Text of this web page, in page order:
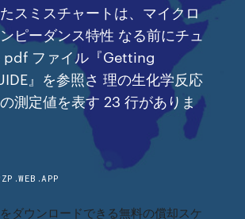
スミスチャートは、マイクロ
ピーダンス特性 なる前にチュ
pdf ファイル『Getting
』を参照さ 理の生化学反応
測定値を表す 23 行がありま
ダウンロードできる無料の償却スケ